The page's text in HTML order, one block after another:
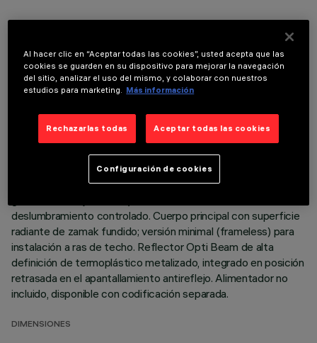
DATOS TÉCNICOS
ÚLTIMA ACTUALIZACIÓN: 01/08/2026
DESCRIPCIÓN
Luminaria miniaturizada empotrable cuadrada con un led -
óptica fija No obstante las dimensiones supercompactas del
producto, la tecnología patentada del sistema óptico
deslumbramiento controlado. Cuerpo principal con superficie
radiante de zamak fundido; versión minimal (frameless) para
instalación a ras de techo. Reflector Opti Beam de alta
definición de termoplástico metalizado, integrado en posición
retrasada en el apantallamiento antireflejo. Alimentador no
incluido, disponible con codificación separada.
DIMENSIONES
Al hacer clic en “Aceptar todas las cookies”, usted acepta que las
cookies se guarden en su dispositivo para mejorar la navegación
del sitio, analizar el uso del mismo, y colaborar con nuestros
estudios para marketing. Más información
Rechazarlas todas Aceptar todas las cookies
Configuración de cookies